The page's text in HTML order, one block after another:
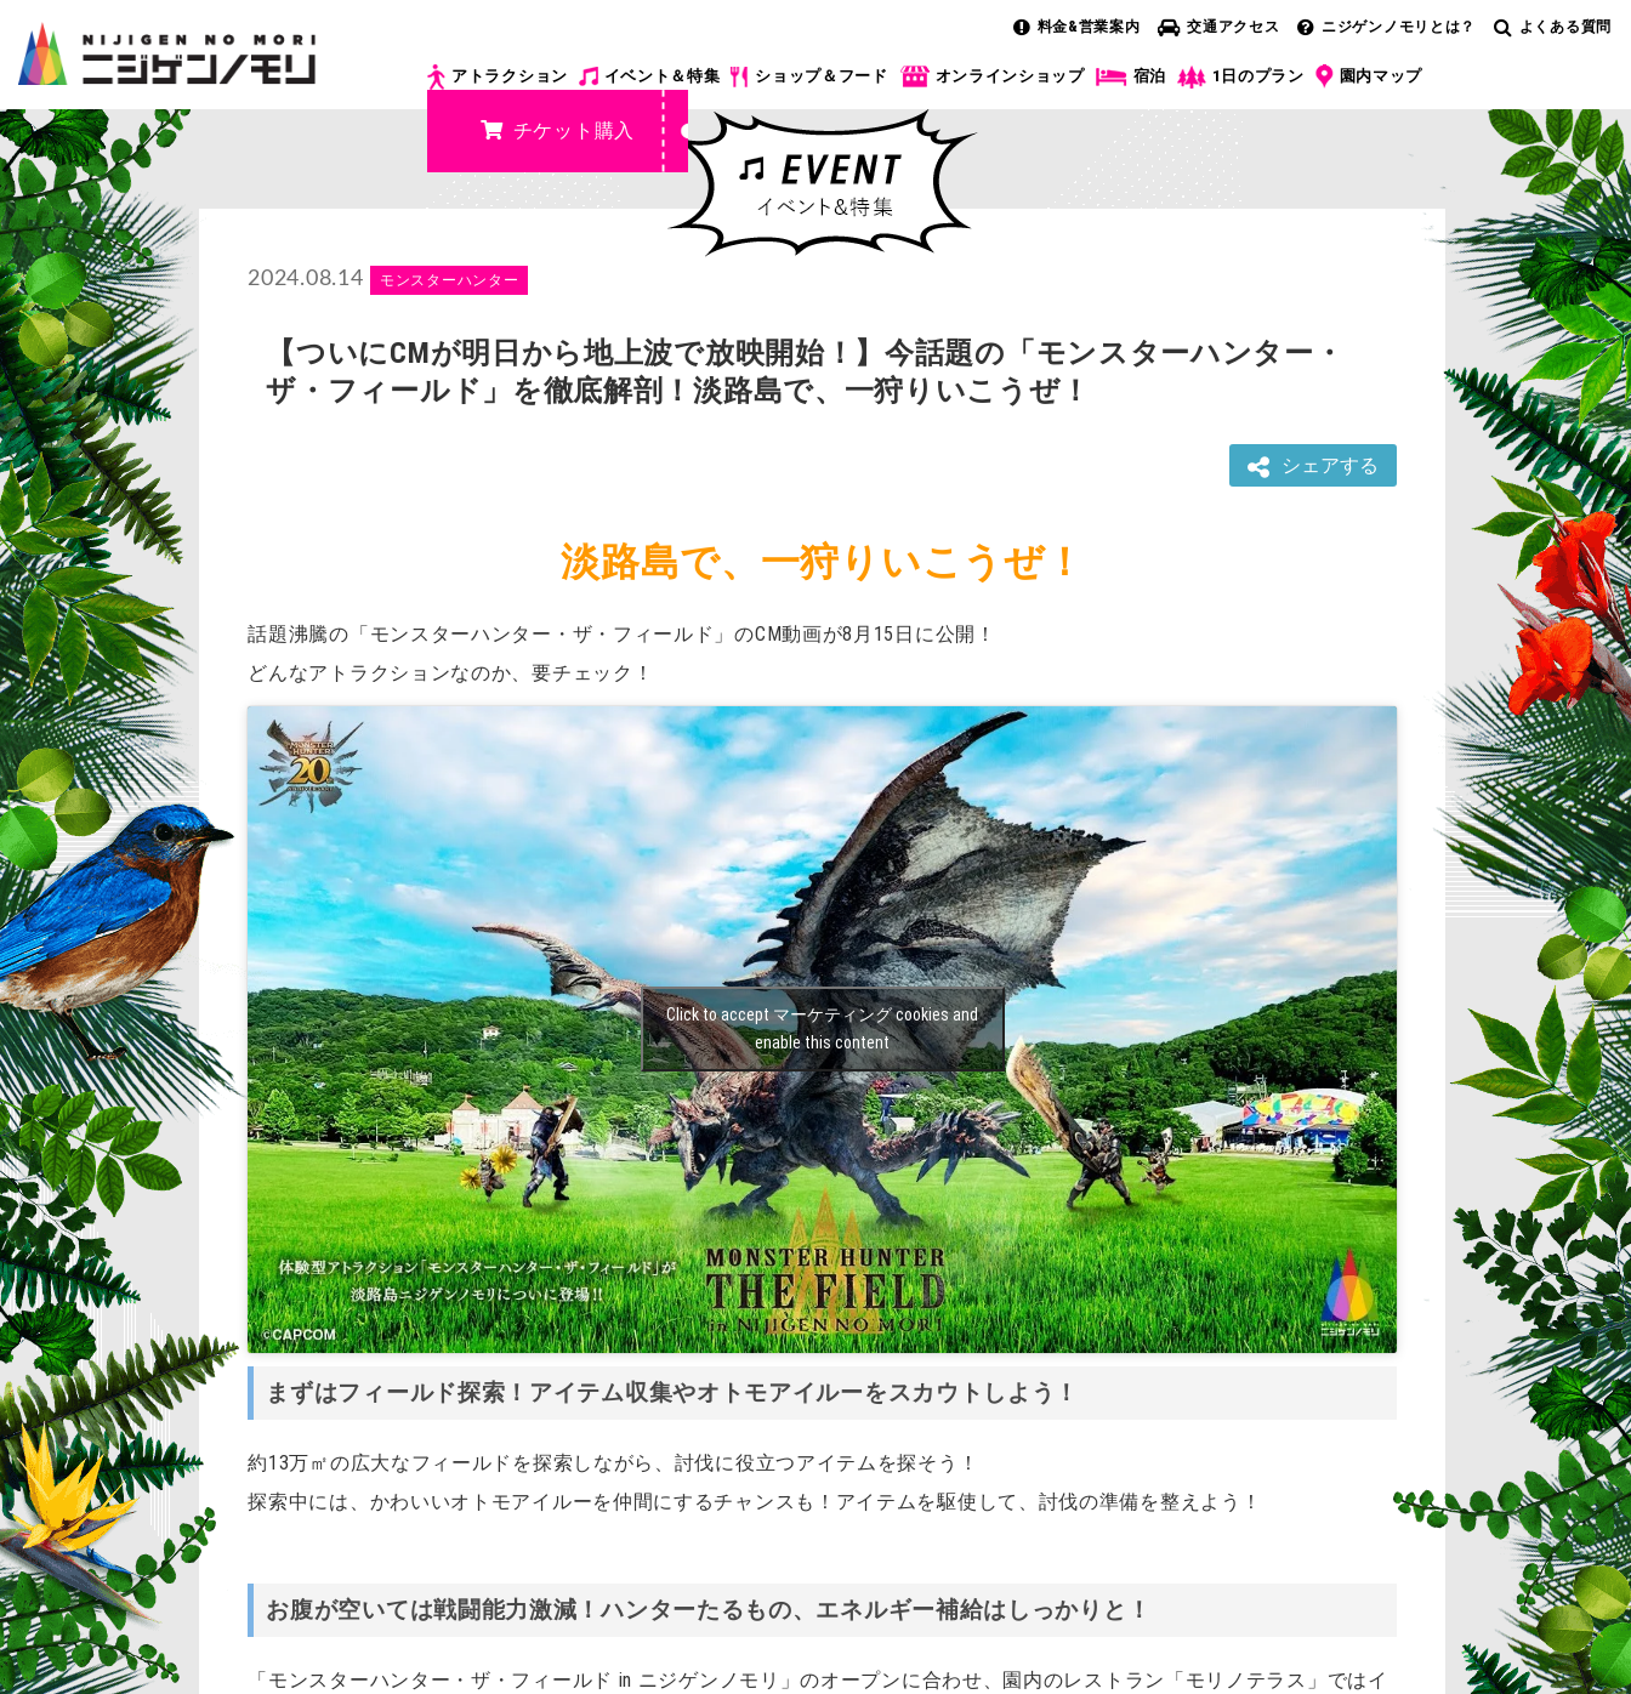
料金&営業案内 交通アクセス ニジゲンノモリとは？ よくある質問
アトラクション イベント＆特集 ショップ＆フード オンラインショップ 宿泊 1日のプラン 園内マップ
チケット購入
2024.08.14 モンスターハンター
【ついにCMが明日から地上波で放映開始！】今話題の「モンスターハンター・
ザ・フィールド」を徹底解剖！淡路島で、一狩りいこうぜ！
シェアする
淡路島で、一狩りいこうぜ！
話題沸騰の「モンスターハンター・ザ・フィールド」のCM動画が8月15日に公開！
どんなアトラクションなのか、要チェック！
Click to accept マーケティング cookies and
enable this content
まずはフィールド探索！アイテム収集やオトモアイルーをスカウトしよう！
約13万㎡の広大なフィールドを探索しながら、討伐に役立つアイテムを探そう！
探索中には、かわいいオトモアイルーを仲間にするチャンスも！アイテムを駆使して、討伐の準備を整えよう！
お腹が空いては戦闘能力激減！ハンターたるもの、エネルギー補給はしっかりと！
「モンスターハンター・ザ・フィールド in ニジゲンノモリ」のオープンに合わせ、園内のレストラン「モリノテラス」ではイ